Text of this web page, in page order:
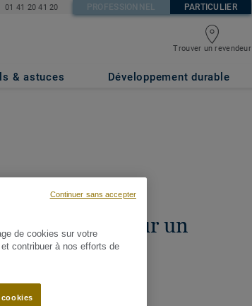
01 41 20 41 20 PROFESSIONNEL PARTICULIER
Trouver un revendeur
& astuces Développement durable
faciles pour un
design
de cookies sur votre
contribuer à nos efforts de
Continuer sans accepter